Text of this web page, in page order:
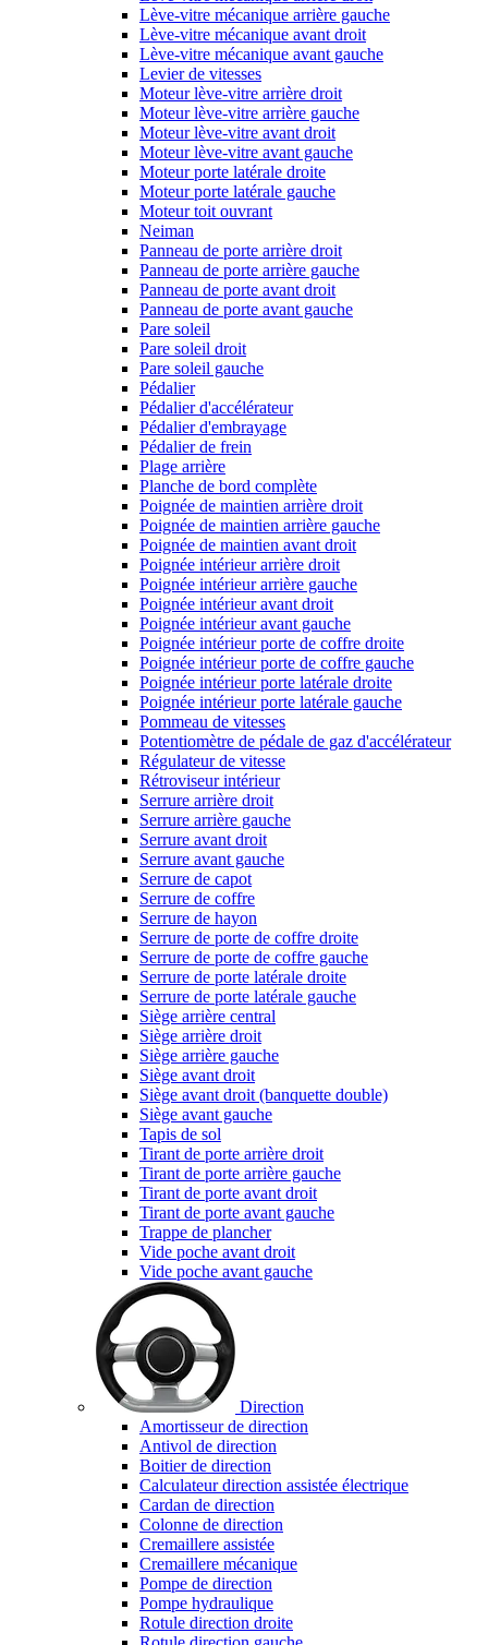
Lève-vitre mécanique arrière gauche
Lève-vitre mécanique avant droit
Lève-vitre mécanique avant gauche
Levier de vitesses
Moteur lève-vitre arrière droit
Moteur lève-vitre arrière gauche
Moteur lève-vitre avant droit
Moteur lève-vitre avant gauche
Moteur porte latérale droite
Moteur porte latérale gauche
Moteur toit ouvrant
Neiman
Panneau de porte arrière droit
Panneau de porte arrière gauche
Panneau de porte avant droit
Panneau de porte avant gauche
Pare soleil
Pare soleil droit
Pare soleil gauche
Pédalier
Pédalier d'accélérateur
Pédalier d'embrayage
Pédalier de frein
Plage arrière
Planche de bord complète
Poignée de maintien arrière droit
Poignée de maintien arrière gauche
Poignée de maintien avant droit
Poignée intérieur arrière droit
Poignée intérieur arrière gauche
Poignée intérieur avant droit
Poignée intérieur avant gauche
Poignée intérieur porte de coffre droite
Poignée intérieur porte de coffre gauche
Poignée intérieur porte latérale droite
Poignée intérieur porte latérale gauche
Pommeau de vitesses
Potentiomètre de pédale de gaz d'accélérateur
Régulateur de vitesse
Rétroviseur intérieur
Serrure arrière droit
Serrure arrière gauche
Serrure avant droit
Serrure avant gauche
Serrure de capot
Serrure de coffre
Serrure de hayon
Serrure de porte de coffre droite
Serrure de porte de coffre gauche
Serrure de porte latérale droite
Serrure de porte latérale gauche
Siège arrière central
Siège arrière droit
Siège arrière gauche
Siège avant droit
Siège avant droit (banquette double)
Siège avant gauche
Tapis de sol
Tirant de porte arrière droit
Tirant de porte arrière gauche
Tirant de porte avant droit
Tirant de porte avant gauche
Trappe de plancher
Vide poche avant droit
Vide poche avant gauche
Direction
Amortisseur de direction
Antivol de direction
Boitier de direction
Calculateur direction assistée électrique
Cardan de direction
Colonne de direction
Cremaillere assistée
Cremaillere mécanique
Pompe de direction
Pompe hydraulique
Rotule direction droite